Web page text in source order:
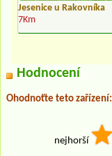
Jesenice u Rakovníka
7Km
Hodnocení
Ohodnoťte teto zařízení:
nejhorší